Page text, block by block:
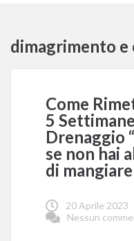
dimagrimento e
Come
5
Drenaggio
se non hai
di
20 Aprile 2023
Nessun